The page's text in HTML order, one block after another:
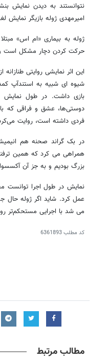
نتوانستند به دیدن نمایش
امیرمهدی ژوله بازیگر نمایش
ژوله به بیماری «ام اس»
حرکت کردن دچار مشکل
این اثر نمایشی روایتی
شیوه ای شبیه به استندآپ
بازی داشت. در طول نمایش
دوستی‌ها، عشق و فراقی که
فردی داشته است، روایت
در بک گراند صحنه هم
همراهی می کرد که همین
بزرگ بودیم و به جز آن
نمایش در طول اجرا توانست
عمل کرد. شاید اگر ژوله حال
می شد با اجرایی مستحکم‌تر
کد مطلب6361893
مطالب مرتبط